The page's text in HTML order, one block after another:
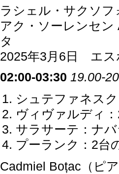
ラシェル・サクソフ
アク・ソーレンセ
タ
2025年3月6日 エス
02:00-03:30 19.00-
シュテファネス
ヴィヴァルディ
サラサーテ：ナ
プーランク：2台
Cadmiel Boțac（ピ